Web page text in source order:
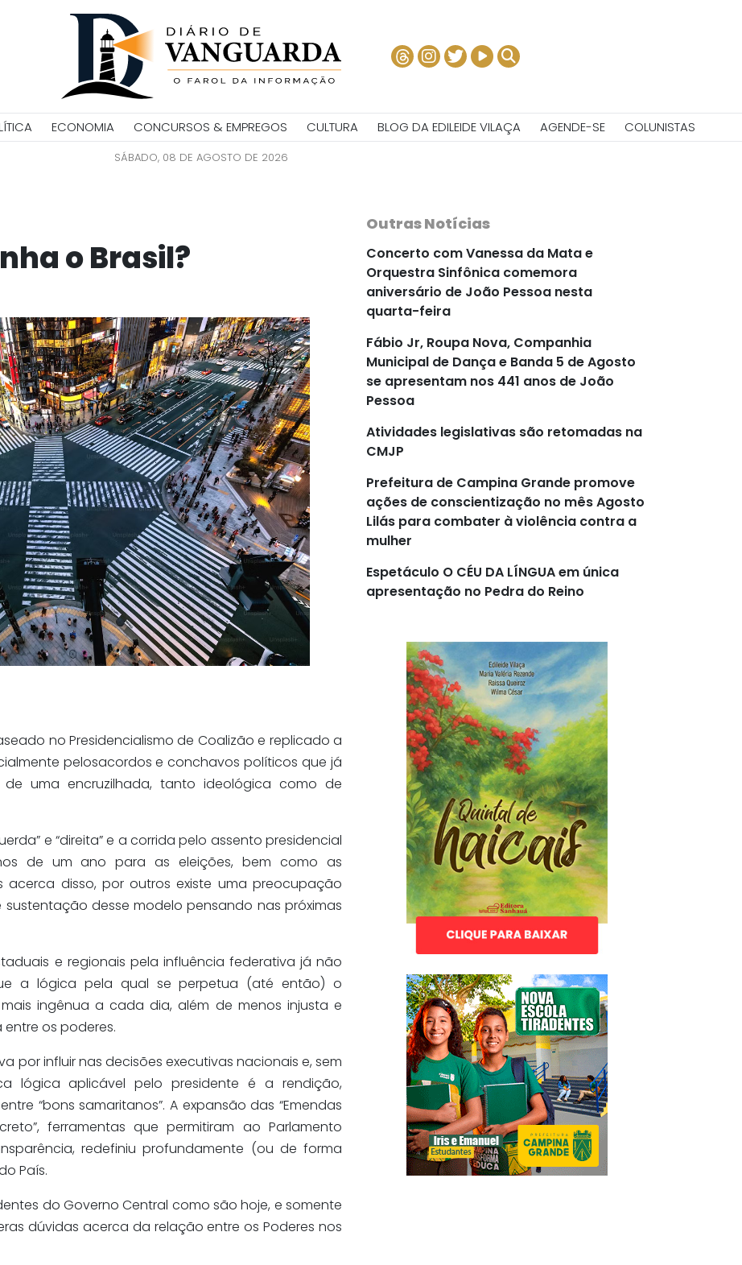
ECONOMIA CONCURSOS & EMPREGOS CULTURA BLOG DA EDILEIDE VILAÇA AGENDE-SE COLUNISTAS
SÁBADO, 08 DE AGOSTO DE 2026
o Brasil?
o no Presidencialismo de Coalizão e replicadoa
pelosacordos e conchavos políticosque já
uma encruzilhada, tanto ideológica como de
e “direita” e a corrida pelo assento presidencial
de um ano para as eleições, bem como as
acerca disso, por outros existe uma preocupação
desse modelo pensando nas próximas
e regionais pela influência federativa já não
a lógica pela qual se perpetua (até então) o
ingênua a cada dia, além de menos injusta e
os poderes.
por influir nas decisões executivas nacionais e, sem
lógica aplicável pelo presidente é a rendição,
“bons samaritanos”. A expansão das “Emendas
ferramentas que permitiram ao Parlamento
redefiniu profundamente (ou de forma
País.
do Governo Central como são hoje, e somente
dúvidas acerca da relação entre os Poderes nos
Outras Notícias
Concerto com Vanessa da Mata e
Orquestra Sinfônica comemora
aniversário de João Pessoa nesta
quarta-feira
Fábio Jr, Roupa Nova, Companhia
Municipal de Dança e Banda 5 de Agosto
se apresentam nos 441 anos de João
Pessoa
Atividades legislativas são retomadas na
CMJP
Prefeitura de Campina Grande promove
ações de conscientização no mês Agosto
Lilás para combater à violência contra a
mulher
Espetáculo O CÉU DA LÍNGUA em única
apresentação no Pedra do Reino